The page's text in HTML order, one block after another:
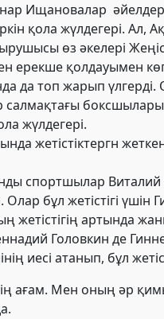
Ищановалар
қола жүлдегері.
өз әкелері
ерекше қолдауымен
да топ жарып
жүлдегері.
жетістіктергн
спортшылар
бұл жетістігі үшін
артында
Головкин де
иесі атанып, бұл
ағам. Мен оның әр